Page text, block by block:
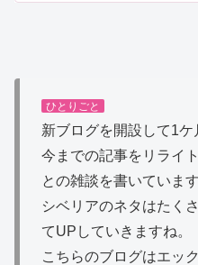
ひとりごと
新ブログを開設して1ケ
今までの記事をリライ
との雑談を書いています
シベリアのネタはたく
てUPしていきますね。
こちらのブログはエッ